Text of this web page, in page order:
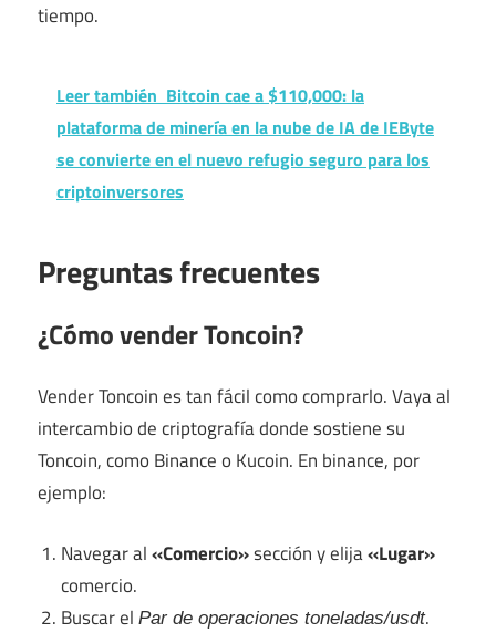
tiempo.
Leer también Bitcoin cae a $110,000: la
plataforma de minería en la nube de IA de IEByte
se convierte en el nuevo refugio seguro para los
criptoinversores
Preguntas frecuentes
¿Cómo vender Toncoin?
Vender Toncoin es tan fácil como comprarlo. Vaya al
intercambio de criptografía donde sostiene su
Toncoin, como Binance o Kucoin. En binance, por
ejemplo:
Navegar al«Comercio»sección y elija«Lugar»
comercio.
Buscar elPar de operaciones toneladas/usdt.